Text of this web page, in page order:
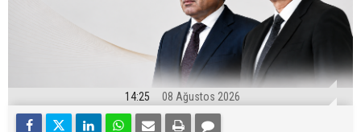
14:25 08 Ağustos 2026